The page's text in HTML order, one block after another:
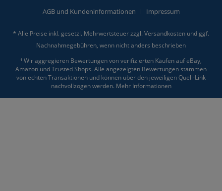
AGB und Kundeninformationen
Impressum
* Alle Preise inkl. gesetzl. Mehrwertsteuer zzgl. Versandkosten und ggf.
Nachnahmegebühren, wenn nicht anders beschrieben
¹ Wir aggregieren Bewertungen von verifizierten Käufen auf eBay,
Amazon und Trusted Shops. Alle angezeigten Bewertungen stammen
von echten Transaktionen und können über den jeweiligen Quell-Link
nachvollzogen werden. Mehr Informationen